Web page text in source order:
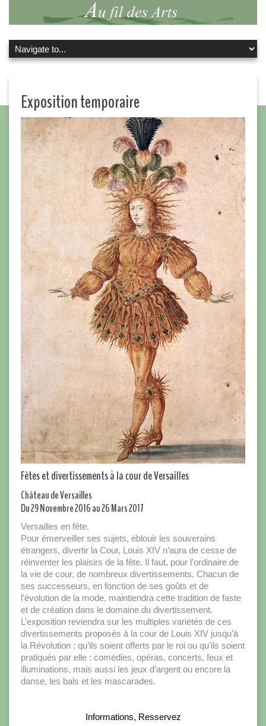
Exposition temporaire
Fêtes et divertissements à la cour de Versailles
Château de Versailles
Du 29 Novembre 2016 au 26 Mars 2017
Versailles en fête.
Pour émerveiller ses sujets, éblouir les souverains
étrangers, divertir la Cour, Louis XIV n’aura de cesse de
réinventer les plaisirs de la fête. Il faut, pour l’ordinaire de
la vie de cour, de nombreux divertissements. Chacun de
ses successeurs, en fonction de ses goûts et de
l’évolution de la mode, maintiendra cette tradition de faste
et de création dans le domaine du divertissement.
L’exposition reviendra sur les multiples variétés de ces
divertissements proposés à la cour de Louis XIV jusqu’à
la Révolution ; qu’ils soient offerts par le roi ou qu’ils soient
pratiqués par elle : comédies, opéras, concerts, feux et
illuminations, mais aussi les jeux d’argent ou encore la
danse, les bals et les mascarades.
Informations, Resservez